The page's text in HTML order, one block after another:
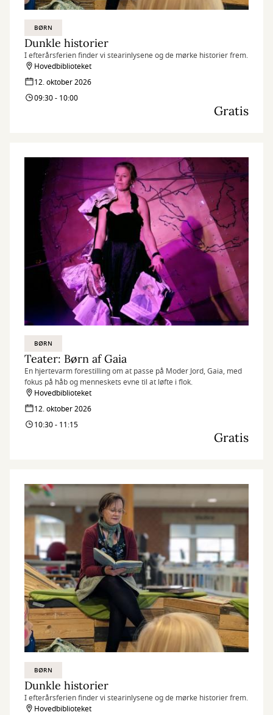
BØRN
Dunkle historier
I efterårsferien finder vi stearinlysene og de mørke historier frem.
Hovedbiblioteket
12. oktober 2026
09:30 - 10:00
Gratis
BØRN
Teater: Børn af Gaia
En hjertevarm forestilling om at passe på Moder Jord, Gaia, med
fokus på håb og menneskets evne til at løfte i flok.
Hovedbiblioteket
12. oktober 2026
10:30 - 11:15
Gratis
BØRN
Dunkle historier
I efterårsferien finder vi stearinlysene og de mørke historier frem.
Hovedbiblioteket